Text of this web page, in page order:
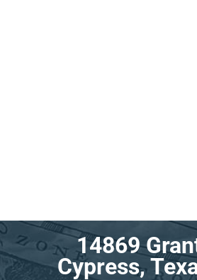
14869
Cypress,